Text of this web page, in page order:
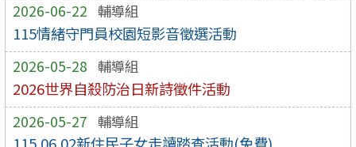
2026-06-22 輔導組
115情緒守門員校園短影音徵選活動
2026-05-28 輔導組
2026世界自殺防治日新詩徵件活動
2026-05-27 輔導組